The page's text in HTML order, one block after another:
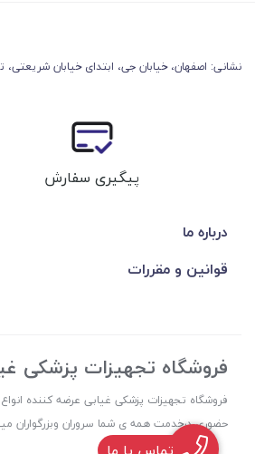
نشانی: اصفهان، خیابان جی، ابتدای خیابان
پیگیری سفارش
درباره ما
قوانین و مقررات
فروشگاه تجهیزات پزشکی
فروشگاه تجهیزات پزشکی غیابی عرضه کننده
حضوری درخدمت همه ی شما سروران وبزرگواران